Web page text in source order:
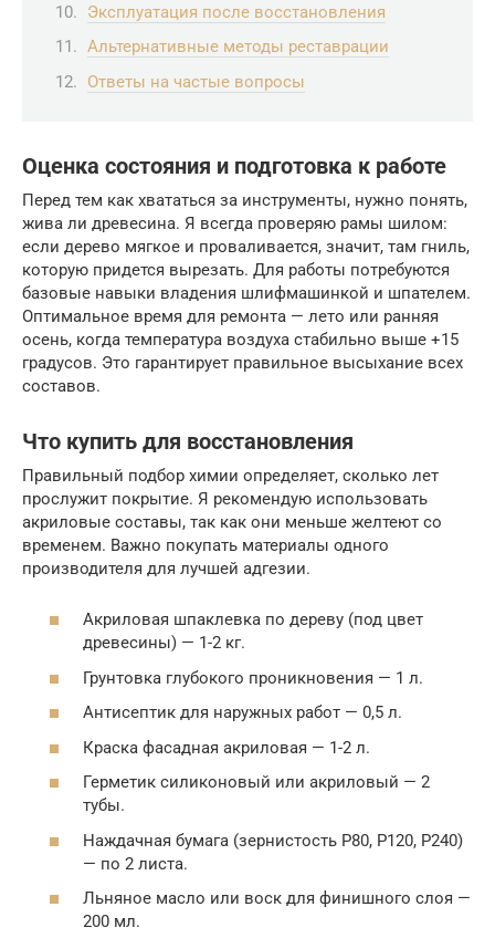
Эксплуатация после восстановления
Альтернативные методы реставрации
Ответы на частые вопросы
Оценка состояния и подготовка к работе
Перед тем как хвататься за инструменты, нужно понять,
жива ли древесина. Я всегда проверяю рамы шилом:
если дерево мягкое и проваливается, значит, там гниль,
которую придется вырезать. Для работы потребуются
базовые навыки владения шлифмашинкой и шпателем.
Оптимальное время для ремонта — лето или ранняя
осень, когда температура воздуха стабильно выше +15
градусов. Это гарантирует правильное высыхание всех
составов.
Что купить для восстановления
Правильный подбор химии определяет, сколько лет
прослужит покрытие. Я рекомендую использовать
акриловые составы, так как они меньше желтеют со
временем. Важно покупать материалы одного
производителя для лучшей адгезии.
Акриловая шпаклевка по дереву (под цвет
древесины) — 1-2 кг.
Грунтовка глубокого проникновения — 1 л.
Антисептик для наружных работ — 0,5 л.
Краска фасадная акриловая — 1-2 л.
Герметик силиконовый или акриловый — 2
тубы.
Наждачная бумага (зернистость P80, P120, P240)
— по 2 листа.
Льняное масло или воск для финишного слоя —
200 мл.